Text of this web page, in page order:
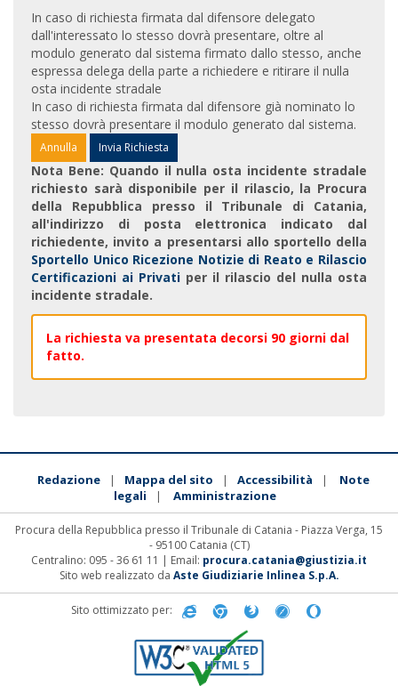
In caso di richiesta firmata dal difensore delegato
dall'interessato lo stesso dovrà presentare, oltre al
modulo generato dal sistema firmato dallo stesso, anche
espressa delega della parte a richiedere e ritirare il nulla
osta incidente stradale
In caso di richiesta firmata dal difensore già nominato lo
stesso dovrà presentare il modulo generato dal sistema.
Nota Bene: Quando il nulla osta incidente stradale
richiesto sarà disponibile per il rilascio, la Procura
della Repubblica presso il Tribunale di Catania,
all'indirizzo di posta elettronica indicato dal
richiedente, invito a presentarsi allo sportello della
Sportello Unico Ricezione Notizie di Reato e Rilascio
Certificazioni ai Privati per il rilascio del nulla osta
incidente stradale.
La richiesta va presentata decorsi 90 giorni dal
fatto.
Redazione | Mappa del sito | Accessibilità |
Note
legali
| Amministrazione
Procura della Repubblica presso il Tribunale di Catania - Piazza Verga, 15
- 95100 Catania (CT)
Centralino: 095 - 36 61 11 | Email: procura.catania@giustizia.it
Sito web realizzato da Aste Giudiziarie Inlinea S.p.A.
Sito ottimizzato per: